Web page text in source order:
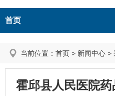
首页
当前位置： 首页 > 新闻中心 >
霍邱县人民医院